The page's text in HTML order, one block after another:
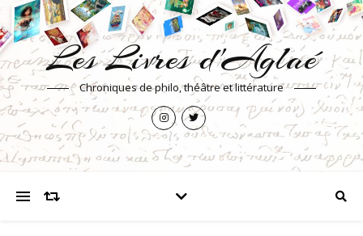
Les Livres d'Aglaé
Chroniques de philo, théâtre et littérature